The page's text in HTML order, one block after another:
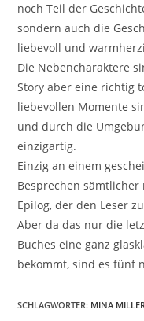
noch Teil der
sondern auch die
liebevoll und
Die Nebencharaktere
Story aber eine richtig
liebevollen Momente
und durch die
einzigartig.
Einzig an einem
Besprechen
Epilog, der den Leser
Aber da das nur die
Buches eine ganz
bekommt, sind es fünf
SCHLAGWÖRTER: MINA